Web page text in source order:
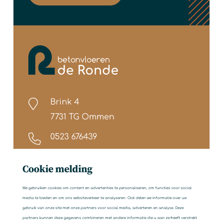
Brink 4
7731 TG Ommen
0523 676439
Cookie melding
We gebruiken cookies om content en advertenties te personaliseren, om functies voor social
media te bieden en om ons websiteverkeer te analyseren. Ook delen we informatie over uw
gebruik van onze site met onze partners voor social media, adverteren en analyse. Deze
partners kunnen deze gegevens combineren met andere informatie die u aan ze heeft verstrekt